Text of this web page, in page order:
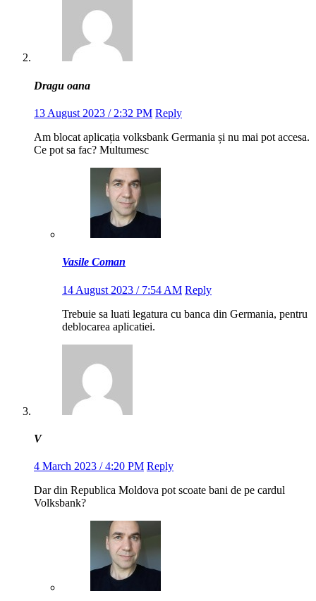
Dragu oana
13 August 2023 / 2:32 PM Reply
Am blocat aplicația volksbank Germania și nu mai pot accesa.
Ce pot sa fac? Multumesc
Vasile Coman
14 August 2023 / 7:54 AM Reply
Trebuie sa luati legatura cu banca din Germania, pentru
deblocarea aplicatiei.
V
4 March 2023 / 4:20 PM Reply
Dar din Republica Moldova pot scoate bani de pe cardul
Volksbank?